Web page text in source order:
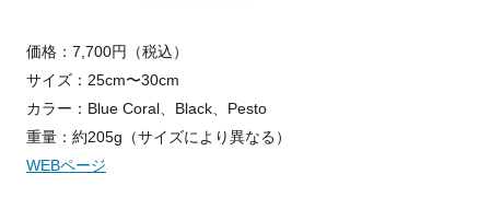
価格：7,700円（税込）
サイズ：25cm〜30cm
カラー：Blue Coral、Black、Pesto
重量：約205g（サイズにより異なる）
WEBページ